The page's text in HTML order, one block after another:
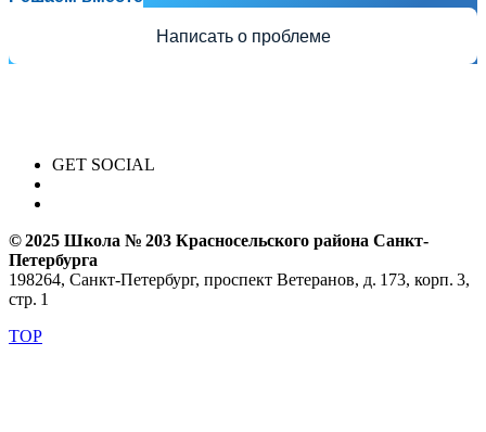
Написать о проблеме
GET SOCIAL
© 2025 Школа № 203 Красносельского района Санкт-
Петербурга
198264, Санкт-Петербург, проспект Ветеранов, д. 173, корп. 3,
стр. 1
TOP